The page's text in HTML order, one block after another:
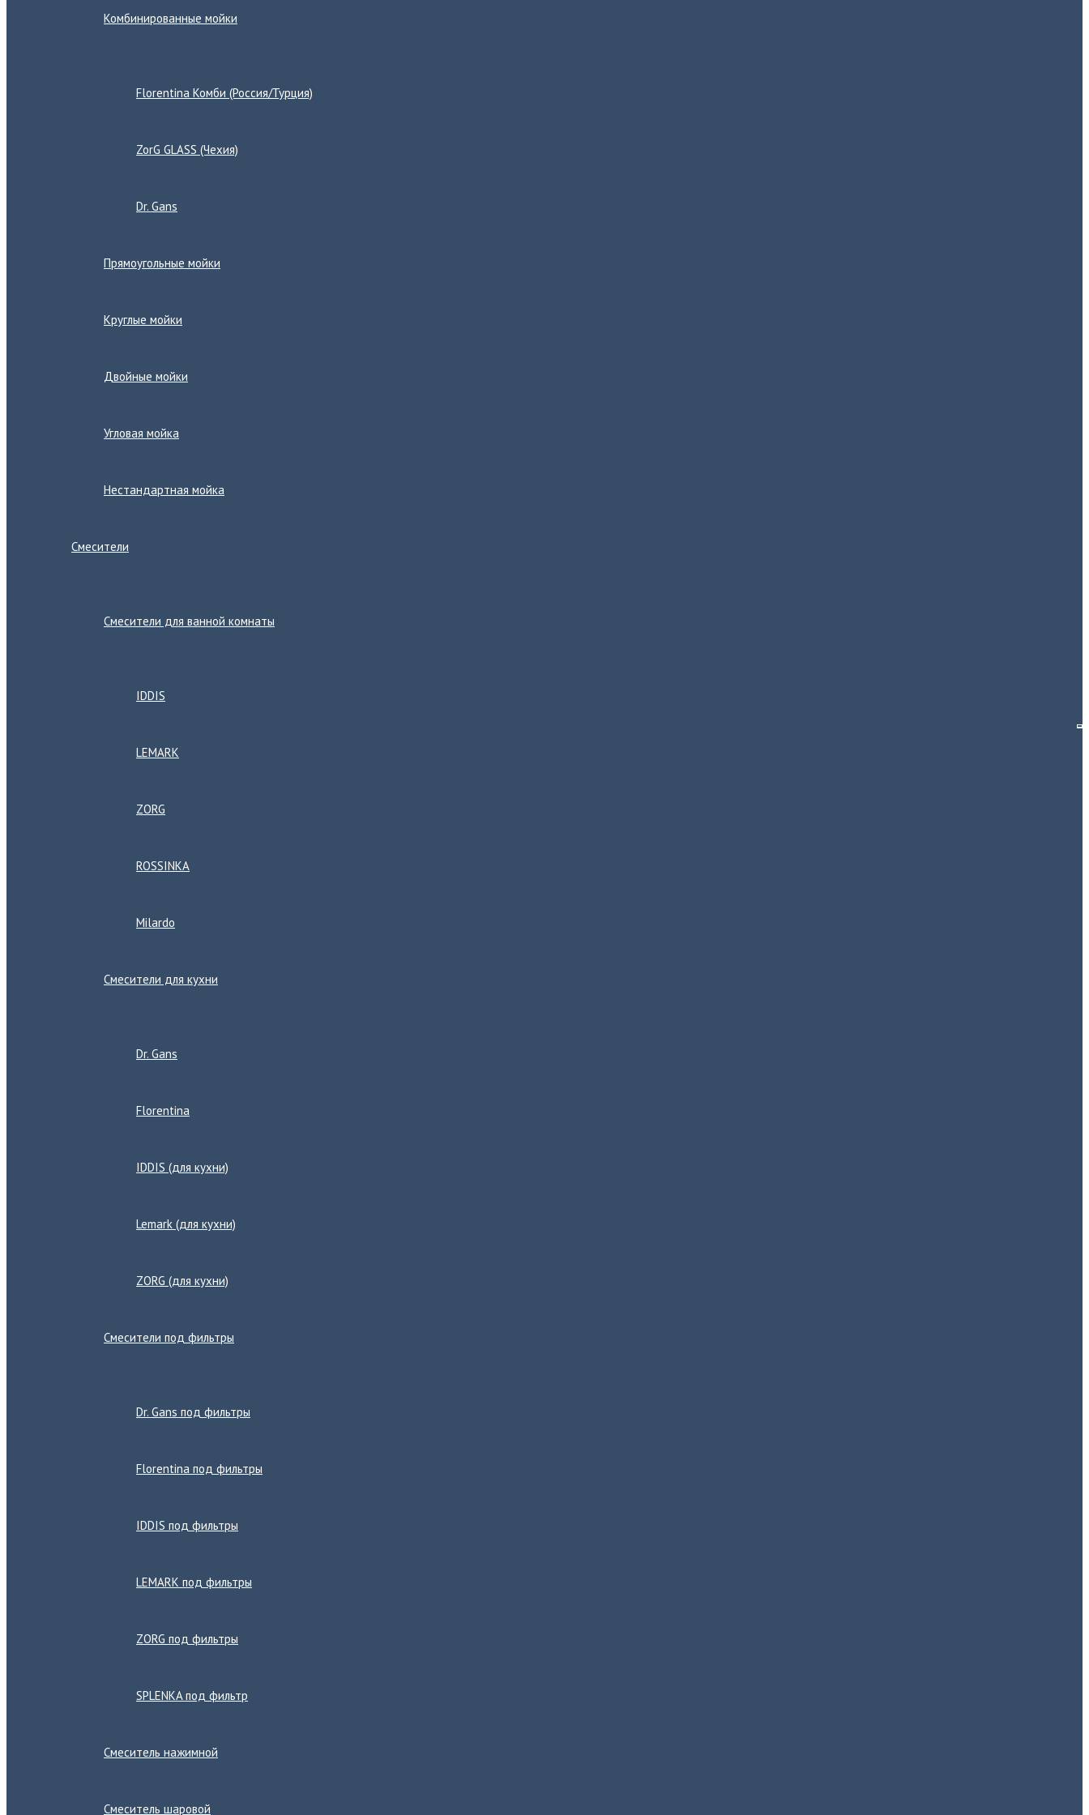
Комбинированные мойки
Florentina Комби (Россия/Турция)
ZorG GLASS (Чехия)
Dr. Gans
Прямоугольные мойки
Круглые мойки
Двойные мойки
Угловая мойка
Нестандартная мойка
Смесители
Смесители для ванной комнаты
IDDIS
LEMARK
ZORG
ROSSINKA
Milardo
Смесители для кухни
Dr. Gans
Florentina
IDDIS (для кухни)
Lemark (для кухни)
ZORG (для кухни)
Смесители под фильтры
Dr. Gans под фильтры
Florentina под фильтры
IDDIS под фильтры
LEMARK под фильтры
ZORG под фильтры
SPLENKA под фильтр
Смеситель нажимной
Смеситель шаровой